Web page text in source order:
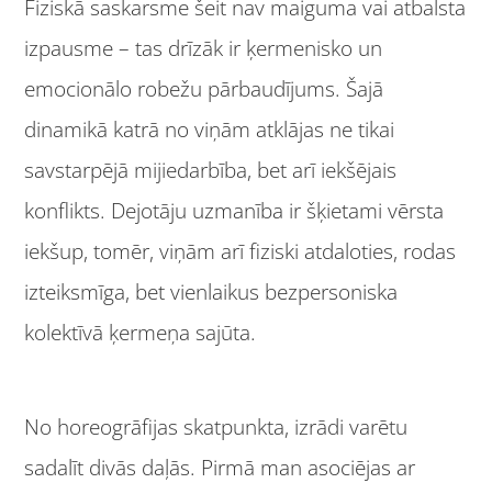
Fiziskā saskarsme šeit nav maiguma vai atbalsta
izpausme – tas drīzāk ir ķermenisko un
emocionālo robežu pārbaudījums. Šajā
dinamikā katrā no viņām atklājas ne tikai
savstarpējā mijiedarbība, bet arī iekšējais
konflikts. Dejotāju uzmanība ir šķietami vērsta
iekšup, tomēr, viņām arī fiziski atdaloties, rodas
izteiksmīga, bet vienlaikus bezpersoniska
kolektīvā ķermeņa sajūta.
No horeogrāfijas skatpunkta, izrādi varētu
sadalīt divās daļās. Pirmā man asociējas ar